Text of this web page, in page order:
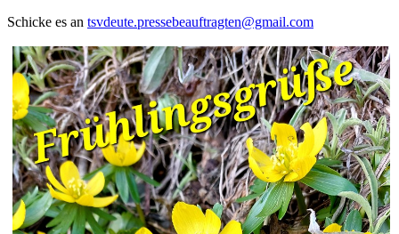
Schicke es an tsvdeute.pressebeauftragten@gmail.com